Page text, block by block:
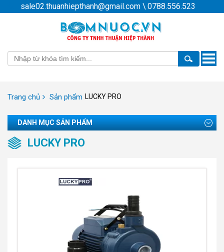
sale02.thuanhiepthanh@gmail.com \ 0788.556.523
Toggle
Trang chủ Sản phẩm LUCKY PRO
DANH MỤC SẢN PHẨM
LUCKY PRO